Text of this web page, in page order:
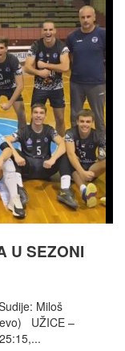
U SEZONI
Miloš
UŽICE –